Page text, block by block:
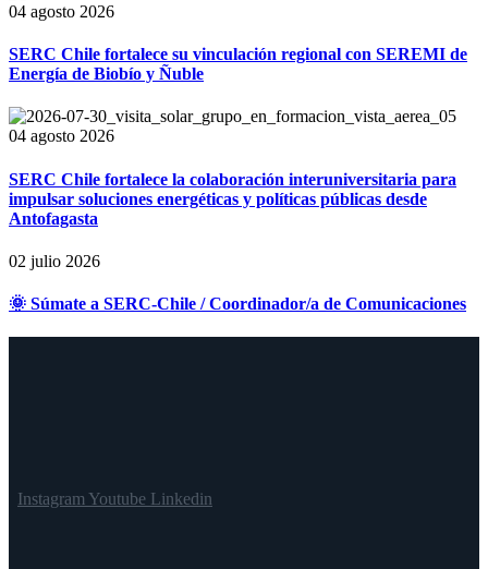
04 agosto 2026
SERC Chile fortalece su vinculación regional con SEREMI de
Energía de Biobío y Ñuble
04 agosto 2026
SERC Chile fortalece la colaboración interuniversitaria para
impulsar soluciones energéticas y políticas públicas desde
Antofagasta
02 julio 2026
🌞 Súmate a SERC-Chile / Coordinador/a de Comunicaciones
InstagramYoutube Linkedin